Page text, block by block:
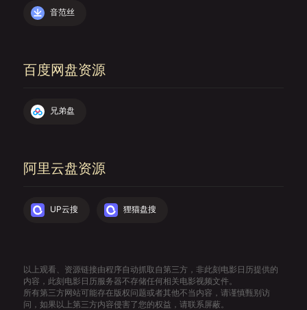
音范丝
百度网盘资源
兄弟盘
阿里云盘资源
UP云搜 狸猫盘搜
以上观看、资源链接由程序自动抓取自第三方，非此刻电影日历提供的
内容，此刻电影日历服务器不存储任何相关电影视频文件。
所有第三方网站可能存在版权问题或者其他不当内容，请谨慎甄别访
问，如果以上第三方内容侵害了您的权益，请联系屏蔽。